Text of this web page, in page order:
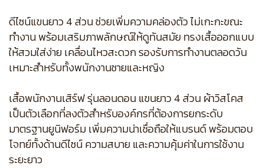
ดีไซน์แขนยาว 4 ส่วน ช่วยเพิ่มความคล่องตัว ไม่เกะกะขณะ
ทำงาน พร้อมเสริมภาพลักษณ์ให้ดูทันสมัย ทรงเสื้อออกแบบ
ให้สวมใส่ง่าย เคลื่อนไหวสะดวก รองรับการทำงานตลอดวัน
เหมาะสำหรับทั้งพนักงานชายและหญิง
เสื้อพนักงานเสิร์ฟ รุ่นลอนดอน แขนยาว 4 ส่วน ผ้าวิสโคส
เป็นตัวเลือกที่ลงตัวสำหรับองค์กรที่ต้องการยกระดับ
มาตรฐานยูนิฟอร์ม เพิ่มความน่าเชื่อถือให้แบรนด์ พร้อมตอบ
โจทย์ทั้งด้านดีไซน์ ความสบาย และความคุ้มค่าในการใช้งาน
ระยะยาว